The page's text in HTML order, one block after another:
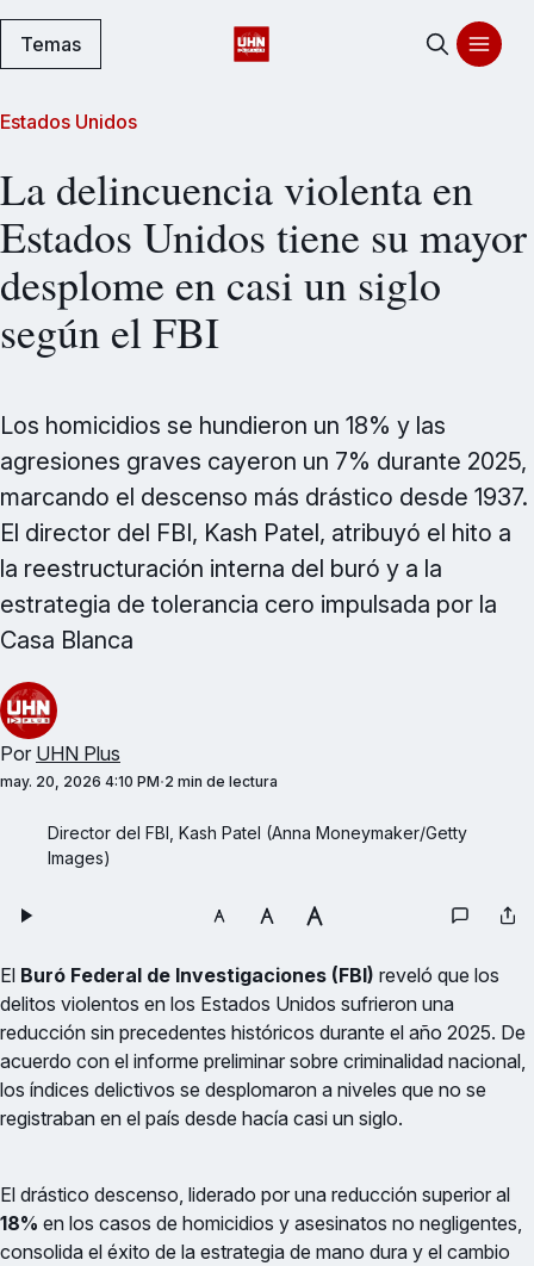
Temas
Estados Unidos
La delincuencia violenta en
Estados Unidos tiene su mayor
desplome en casi un siglo
según el FBI
Los homicidios se hundieron un 18% y las
agresiones graves cayeron un 7% durante 2025,
marcando el descenso más drástico desde 1937.
El director del FBI, Kash Patel, atribuyó el hito a
la reestructuración interna del buró y a la
estrategia de tolerancia cero impulsada por la
Casa Blanca
Por UHN Plus
may. 20, 2026 4:10 PM 2 min de lectura
Director del FBI, Kash Patel (Anna Moneymaker/Getty
Images)
El Buró Federal de Investigaciones (FBI) reveló que los
delitos violentos en los Estados Unidos sufrieron una
reducción sin precedentes históricos durante el año 2025. De
acuerdo con el informe preliminar sobre criminalidad nacional,
los índices delictivos se desplomaron a niveles que no se
registraban en el país desde hacía casi un siglo.
El drástico descenso, liderado por una reducción superior al
18% en los casos de homicidios y asesinatos no negligentes,
consolida el éxito de la estrategia de mano dura y el cambio